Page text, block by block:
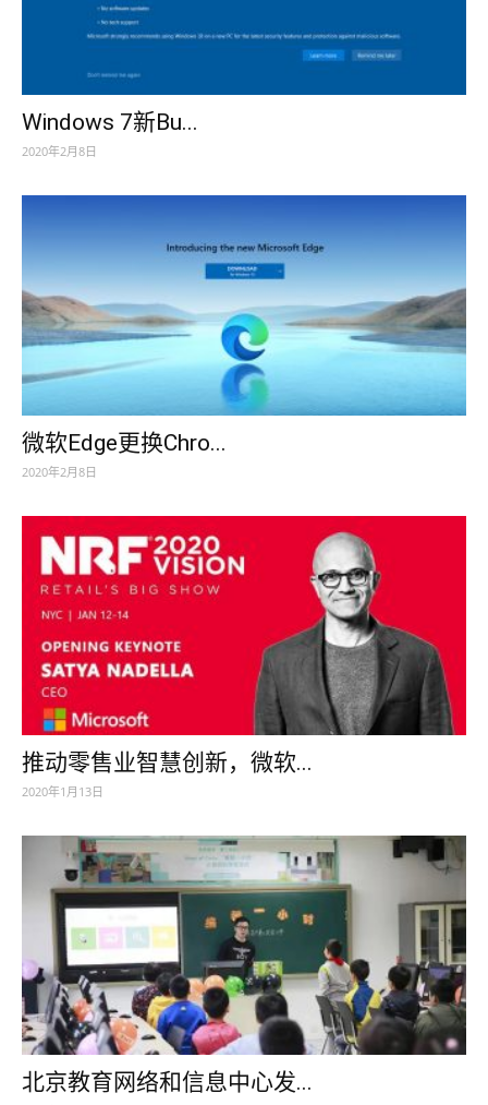
Windows 7新Bu...
2020年2月8日
微软Edge更换Chro...
2020年2月8日
推动零售业智慧创新，微软...
2020年1月13日
北京教育网络和信息中心发...